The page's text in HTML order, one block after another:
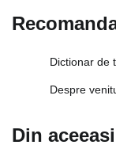
Dictionar de
Despre
Din